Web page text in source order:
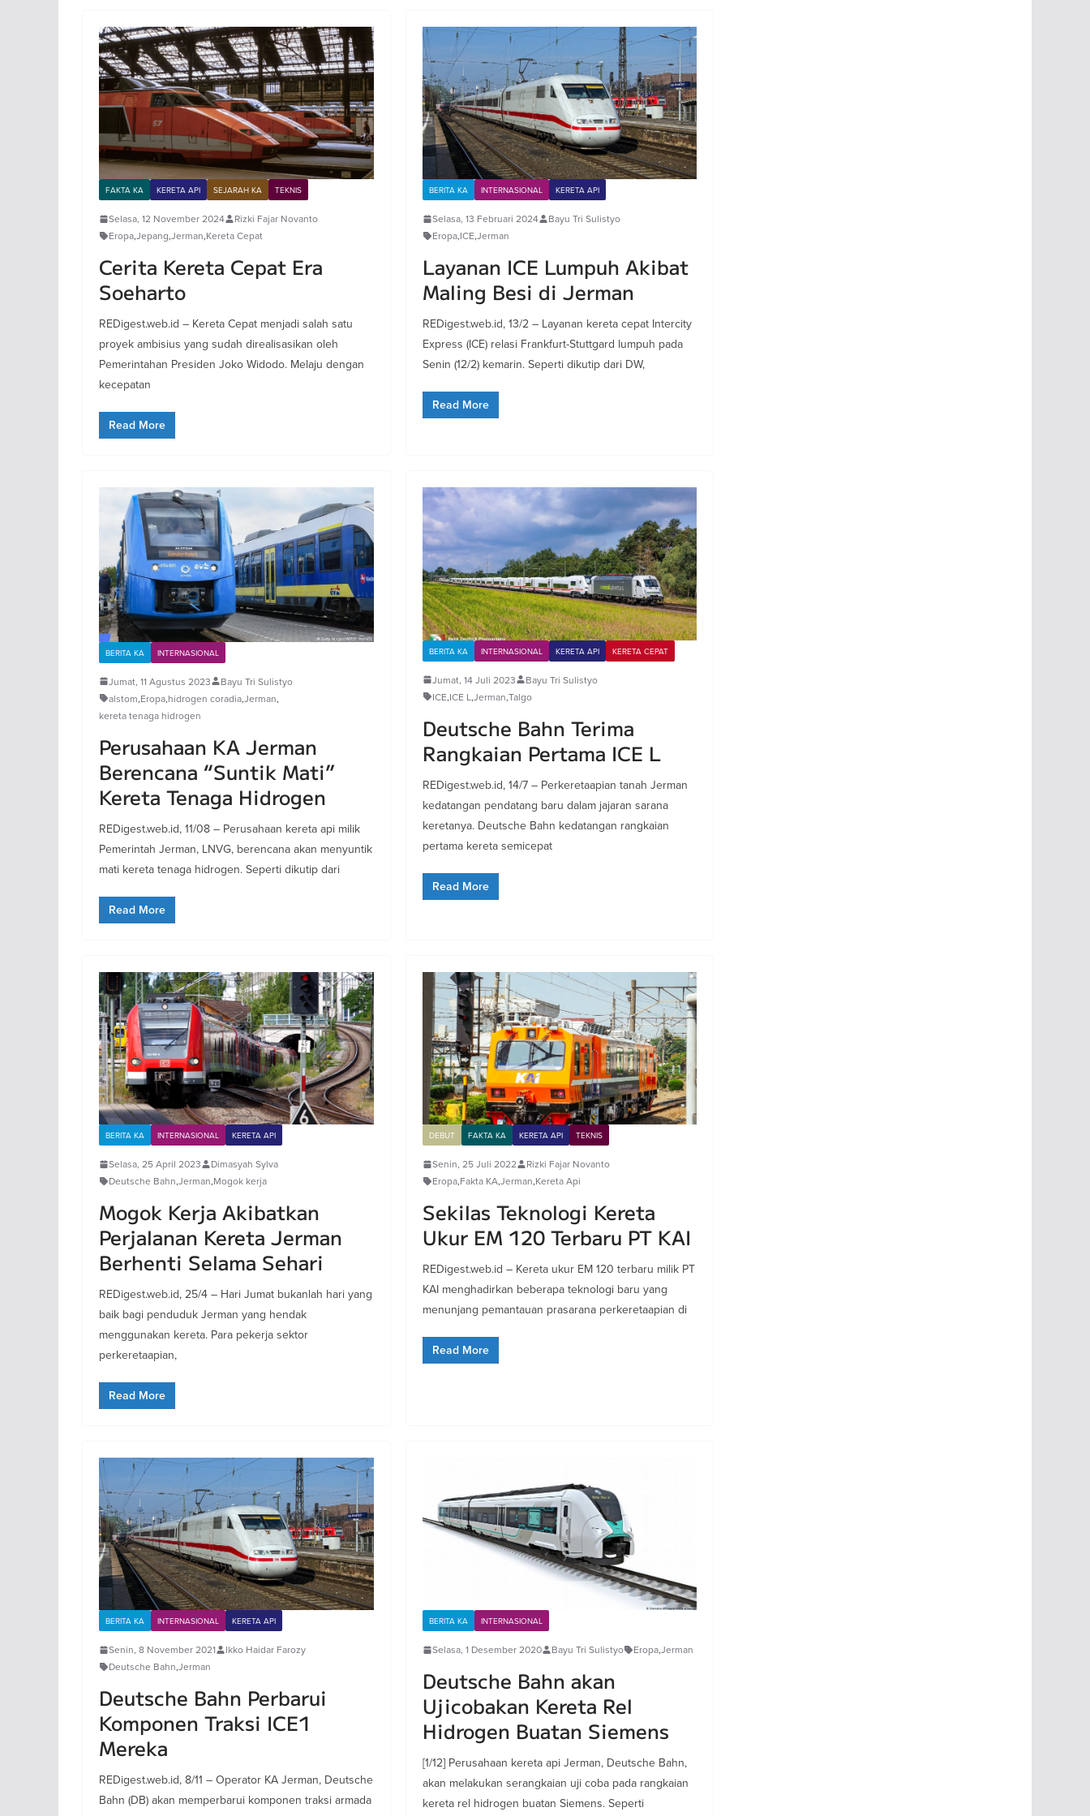
FAKTA KA KERETA API SEJARAH KA TEKNIS
Selasa, 12 November 2024
Rizki Fajar Novanto
Eropa,Jepang,Jerman,Kereta Cepat
Cerita Kereta Cepat Era
Soeharto
REDigest.web.id – Kereta Cepat menjadi salah satu
proyek ambisius yang sudah direalisasikan oleh
Pemerintahan Presiden Joko Widodo. Melaju dengan
kecepatan
Read More
BERITA KA INTERNASIONAL KERETA API
Selasa, 13 Februari 2024
Bayu Tri Sulistyo
Eropa,ICE,Jerman
Layanan ICE Lumpuh Akibat
Maling Besi di Jerman
REDigest.web.id, 13/2 – Layanan kereta cepat Intercity
Express (ICE) relasi Frankfurt-Stuttgard lumpuh pada
Senin (12/2) kemarin. Seperti dikutip dari DW,
Read More
BERITA KA INTERNASIONAL
Jumat, 11 Agustus 2023
Bayu Tri Sulistyo
alstom,Eropa,hidrogen coradia,Jerman,
kereta tenaga hidrogen
Perusahaan KA Jerman
Berencana “Suntik Mati”
Kereta Tenaga Hidrogen
REDigest.web.id, 11/08 – Perusahaan kereta api milik
Pemerintah Jerman, LNVG, berencana akan menyuntik
mati kereta tenaga hidrogen. Seperti dikutip dari
Read More
BERITA KA INTERNASIONAL KERETA API KERETA CEPAT
Jumat, 14 Juli 2023
Bayu Tri Sulistyo
ICE,ICE L,Jerman,Talgo
Deutsche Bahn Terima
Rangkaian Pertama ICE L
REDigest.web.id, 14/7 – Perkeretaapian tanah Jerman
kedatangan pendatang baru dalam jajaran sarana
keretanya. Deutsche Bahn kedatangan rangkaian
pertama kereta semicepat
Read More
BERITA KA INTERNASIONAL KERETA API
Selasa, 25 April 2023
Dimasyah Sylva
Deutsche Bahn,Jerman,Mogok kerja
Mogok Kerja Akibatkan
Perjalanan Kereta Jerman
Berhenti Selama Sehari
REDigest.web.id, 25/4 – Hari Jumat bukanlah hari yang
baik bagi penduduk Jerman yang hendak
menggunakan kereta. Para pekerja sektor
perkeretaapian,
Read More
DEBUT FAKTA KA KERETA API TEKNIS
Senin, 25 Juli 2022
Rizki Fajar Novanto
Eropa,Fakta KA,Jerman,Kereta Api
Sekilas Teknologi Kereta
Ukur EM 120 Terbaru PT KAI
REDigest.web.id – Kereta ukur EM 120 terbaru milik PT
KAI menghadirkan beberapa teknologi baru yang
menunjang pemantauan prasarana perkeretaapian di
Read More
BERITA KA INTERNASIONAL KERETA API
Senin, 8 November 2021
Ikko Haidar Farozy
Deutsche Bahn,Jerman
Deutsche Bahn Perbarui
Komponen Traksi ICE1
Mereka
REDigest.web.id, 8/11 – Operator KA Jerman, Deutsche
Bahn (DB) akan memperbarui komponen traksi armada
BERITA KA INTERNASIONAL
Selasa, 1 Desember 2020 Bayu Tri Sulistyo Eropa,Jerman
Deutsche Bahn akan
Ujicobakan Kereta Rel
Hidrogen Buatan Siemens
[1/12] Perusahaan kereta api Jerman, Deutsche Bahn,
akan melakukan serangkaian uji coba pada rangkaian
kereta rel hidrogen buatan Siemens. Seperti